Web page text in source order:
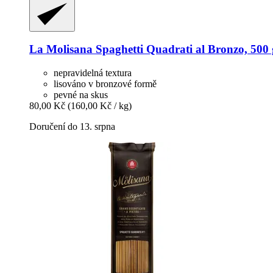
La Molisana Spaghetti Quadrati al Bronzo, 500
nepravidelná textura
lisováno v bronzové formě
pevné na skus
80,00 Kč (160,00 Kč / kg)
Doručení do 13. srpna